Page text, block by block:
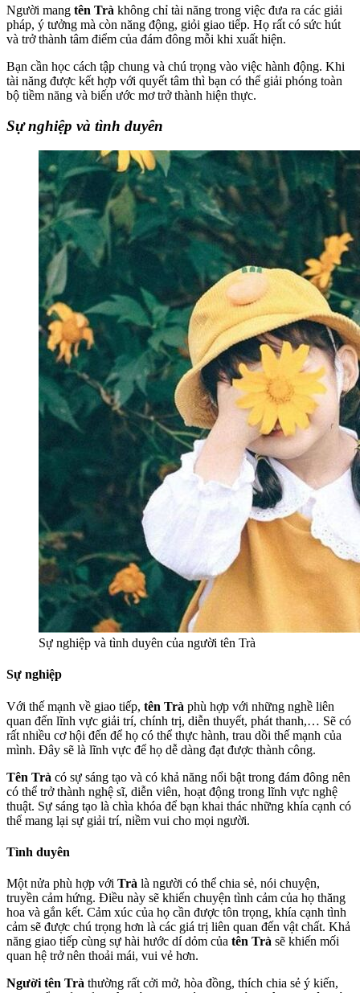
Người mang tên Trà không chỉ tài năng trong việc đưa ra các giải
pháp, ý tưởng mà còn năng động, giỏi giao tiếp. Họ rất có sức hút
và trở thành tâm điểm của đám đông mỗi khi xuất hiện.
Bạn cần học cách tập chung và chú trọng vào việc hành động. Khi
tài năng được kết hợp với quyết tâm thì bạn có thể giải phóng toàn
bộ tiềm năng và biến ước mơ trở thành hiện thực.
Sự nghiệp và tình duyên
Sự nghiệp và tình duyên của người tên Trà
Sự nghiệp
Với thế mạnh về giao tiếp, tên Trà phù hợp với những nghề liên
quan đến lĩnh vực giải trí, chính trị, diễn thuyết, phát thanh,… Sẽ có
rất nhiều cơ hội đến để họ có thể thực hành, trau dồi thế mạnh của
mình. Đây sẽ là lĩnh vực để họ dễ dàng đạt được thành công.
Tên Trà có sự sáng tạo và có khả năng nổi bật trong đám đông nên
có thể trở thành nghệ sĩ, diễn viên, hoạt động trong lĩnh vực nghệ
thuật. Sự sáng tạo là chìa khóa để bạn khai thác những khía cạnh có
thể mang lại sự giải trí, niềm vui cho mọi người.
Tình duyên
Một nửa phù hợp với Trà là người có thể chia sẻ, nói chuyện,
truyền cảm hứng. Điều này sẽ khiến chuyện tình cảm của họ thăng
hoa và gắn kết. Cảm xúc của họ cần được tôn trọng, khía cạnh tình
cảm sẽ được chú trọng hơn là các giá trị liên quan đến vật chất. Khả
năng giao tiếp cùng sự hài hước dí dỏm của tên Trà sẽ khiến mối
quan hệ trở nên thoải mái, vui vẻ hơn.
Người tên Trà thường rất cởi mở, hòa đồng, thích chia sẻ ý kiến,